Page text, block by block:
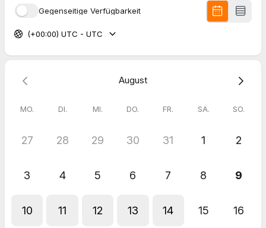
Gegenseitige Verfügbarkeit
(+00:00) UTC - UTC
August
MO. DI. MI. DO. FR. SA. SO.
27 28 29 30 31 1 2
3 4 5 6 7 8 9
10 11 12 13 14 15 16